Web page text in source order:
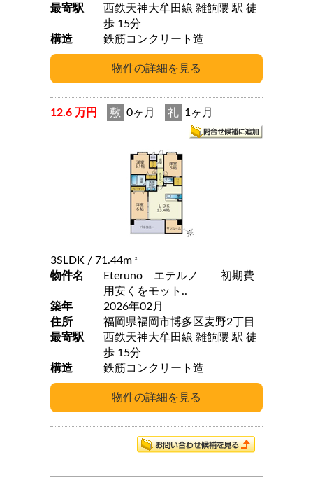
最寄駅
西鉄天神大牟田線 雑餉隈 駅 徒
歩 15分
構造
鉄筋コンクリート造
12.6 万円 敷 0ヶ月 礼 1ヶ月
3SLDK / 71.44m 2
物件名
Eteruno エテルノ 初期費
用安くをモット..
築年
2026年02月
住所
福岡県福岡市博多区麦野2丁目
最寄駅
西鉄天神大牟田線 雑餉隈 駅 徒
歩 15分
構造
鉄筋コンクリート造